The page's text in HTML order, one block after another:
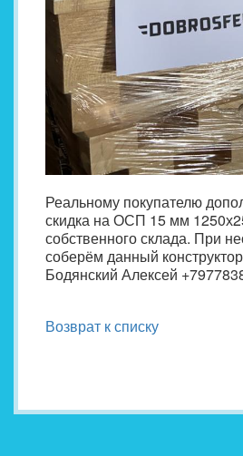
Реальному покупателю
скидка на ОСП 15 мм
собственного склада. При
соберём данный
Бодянский Алексей
Возврат к списку